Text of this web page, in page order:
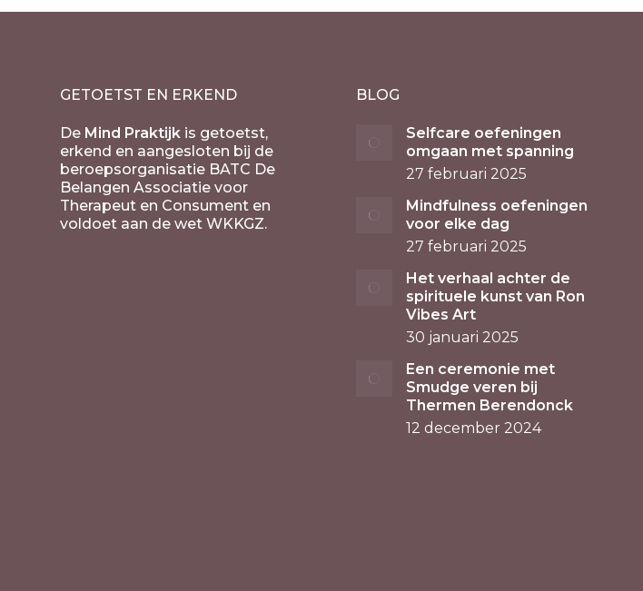
GETOETST EN ERKEND
De Mind Praktijk is getoetst,
erkend en aangesloten bij de
beroepsorganisatie BATC De
Belangen Associatie voor
Therapeut en Consument en
voldoet aan de wet WKKGZ.
BLOG
Selfcare oefeningen
omgaan met spanning
27 februari 2025
Mindfulness oefeningen
voor elke dag
27 februari 2025
Het verhaal achter de
spirituele kunst van Ron
Vibes Art
30 januari 2025
Een ceremonie met
Smudge veren bij
Thermen Berendonck
12 december 2024